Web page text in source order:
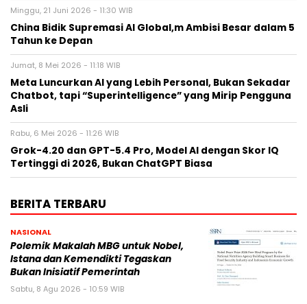
Minggu, 21 Juni 2026 - 11:30 WIB
China Bidik Supremasi AI Global,m Ambisi Besar dalam 5
Tahun ke Depan
Jumat, 8 Mei 2026 - 11:18 WIB
Meta Luncurkan AI yang Lebih Personal, Bukan Sekadar
Chatbot, tapi “Superintelligence” yang Mirip Pengguna
Asli
Rabu, 6 Mei 2026 - 11:26 WIB
Grok-4.20 dan GPT-5.4 Pro, Model AI dengan Skor IQ
Tertinggi di 2026, Bukan ChatGPT Biasa
BERITA TERBARU
NASIONAL
Polemik Makalah MBG untuk Nobel,
Istana dan Kemendikti Tegaskan
Bukan Inisiatif Pemerintah
Sabtu, 8 Agu 2026 - 10:59 WIB